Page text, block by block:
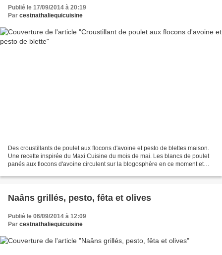
Publié le 17/09/2014 à 20:19
Par cestnathaliequicuisine
Des croustillants de poulet aux flocons d'avoine et pesto de blettes maison.
Une recette inspirée du Maxi Cuisine du mois de mai. Les blancs de poulet
panés aux flocons d'avoine circulent sur la blogosphère en ce moment et
Naâns grillés, pesto, fêta et olives
Publié le 06/09/2014 à 12:09
Par cestnathaliequicuisine